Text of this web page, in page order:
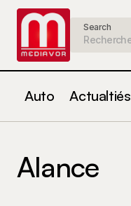
Search
Auto Actualtiés
Alance